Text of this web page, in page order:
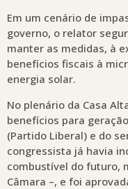
Em um cenário de
governo, o relator
manter as medidas, à
benefícios fiscais à
energia solar.
No plenário da Casa
benefícios para
(Partido Liberal) e do
congressista já havia
combustível do futuro,
Câmara –, e foi